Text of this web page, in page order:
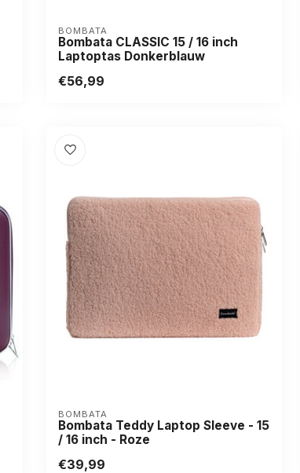
BOMBATA
Bombata CLASSIC 15 / 16 inch
Laptoptas Donkerblauw
€56,99
BOMBATA
Bombata Teddy Laptop Sleeve - 15
/ 16 inch - Roze
€39,99